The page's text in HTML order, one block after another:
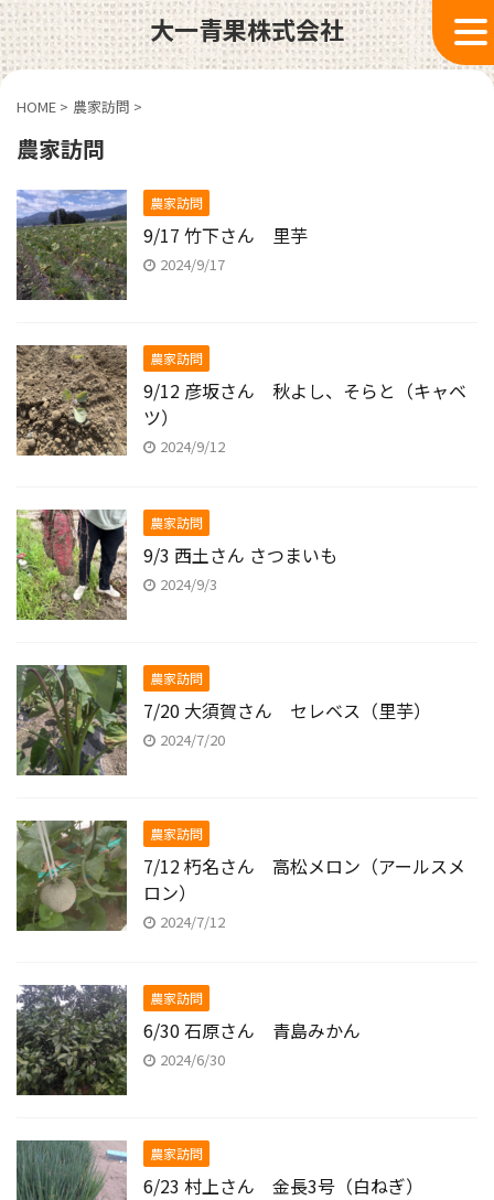
大一青果株式会社
HOME > 農家訪問 >
農家訪問
農家訪問
9/17 竹下さん 里芋
2024/9/17
農家訪問
9/12 彦坂さん 秋よし、そらと（キャベ
ツ）
2024/9/12
農家訪問
9/3 西土さん さつまいも
2024/9/3
農家訪問
7/20 大須賀さん セレベス（里芋）
2024/7/20
農家訪問
7/12 朽名さん 高松メロン（アールスメ
ロン）
2024/7/12
農家訪問
6/30 石原さん 青島みかん
2024/6/30
農家訪問
6/23 村上さん 金長3号（白ねぎ）